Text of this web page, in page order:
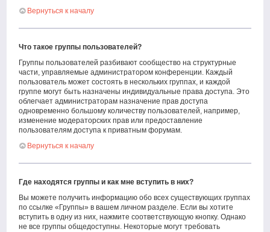
Вернуться к началу
Что такое группы пользователей?
Группы пользователей разбивают сообщество на структурные
части, управляемые администратором конференции. Каждый
пользователь может состоять в нескольких группах, и каждой
группе могут быть назначены индивидуальные права доступа. Это
облегчает администраторам назначение прав доступа
одновременно большому количеству пользователей, например,
изменение модераторских прав или предоставление
пользователям доступа к приватным форумам.
Вернуться к началу
Где находятся группы и как мне вступить в них?
Вы можете получить информацию обо всех существующих группах
по ссылке «Группы» в вашем личном разделе. Если вы хотите
вступить в одну из них, нажмите соответствующую кнопку. Однако
не все группы общедоступны. Некоторые могут требовать